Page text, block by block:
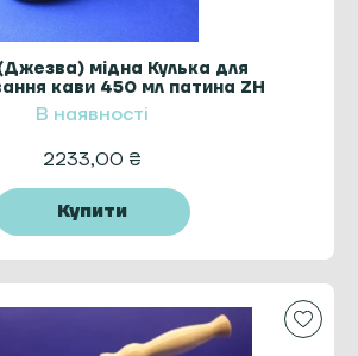
мідна Кулька для
кави 450 мл патина ZH
В наявності
2233,00 ₴
Купити